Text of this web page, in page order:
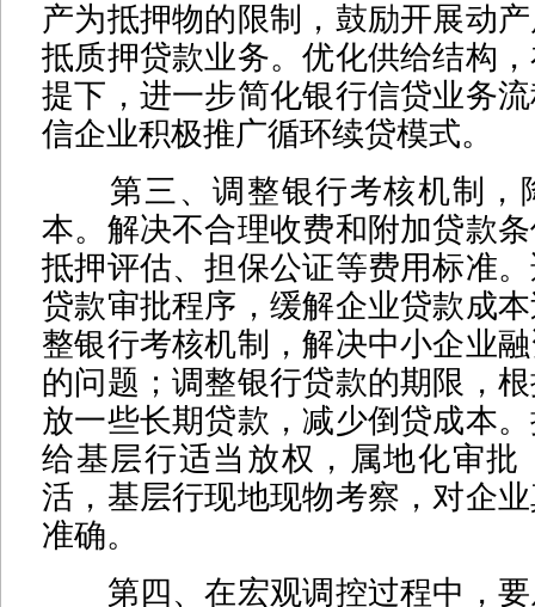
产为抵押物的限制，鼓励开展动
抵质押贷款业务。优化供给结构
提下，进一步简化银行信贷业务
信企业积极推广循环续贷模式。
第三、调整银行考核机制，
本。解决不合理收费和附加贷款
抵押评估、担保公证等费用标准
贷款审批程序，缓解企业贷款成
整银行考核机制，解决中小企业
的问题；调整银行贷款的期限，
放一些长期贷款，减少倒贷成本
给基层行适当放权，属地化审批
活，基层行现地现物考察，对企
准确。
第四、在宏观调控过程中，要